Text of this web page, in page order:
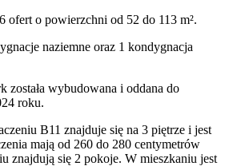
ofert o powierzchni od 52 do 113 m².
naziemne oraz 1 kondygnacja
została wybudowana i oddana do
roku.
B11 znajduje się na 3 piętrze i jest
mają od 260 do 280 centymetrów
znajdują się 2 pokoje. W mieszkaniu jest